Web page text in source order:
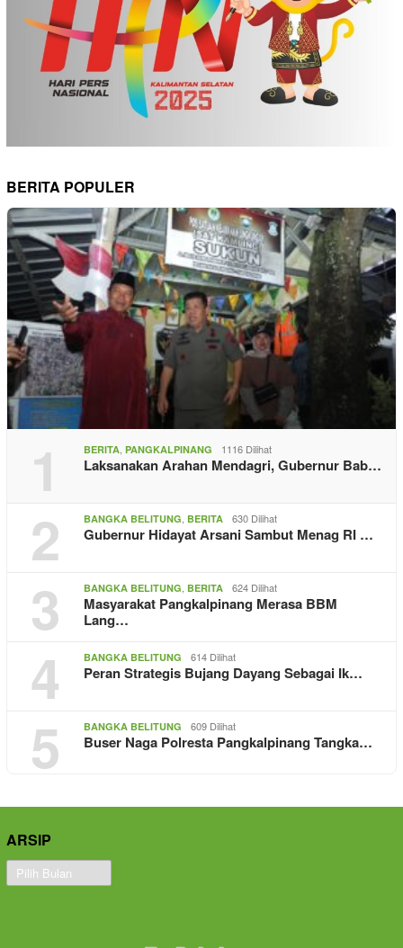
BERITA POPULER
1 BERITA PANGKALPINANG 1116 Dilihat
Laksanakan Arahan Mendagri, Gubernur Bab…
2 BANGKA BELITUNG BERITA 630 Dilihat
Gubernur Hidayat Arsani Sambut Menag RI …
3 BANGKA BELITUNG BERITA 624 Dilihat
Masyarakat Pangkalpinang Merasa BBM
Lang…
4 BANGKA BELITUNG 614 Dilihat
Peran Strategis Bujang Dayang Sebagai Ik…
5 BANGKA BELITUNG 609 Dilihat
Buser Naga Polresta Pangkalpinang Tangka…
ARSIP
Arsip